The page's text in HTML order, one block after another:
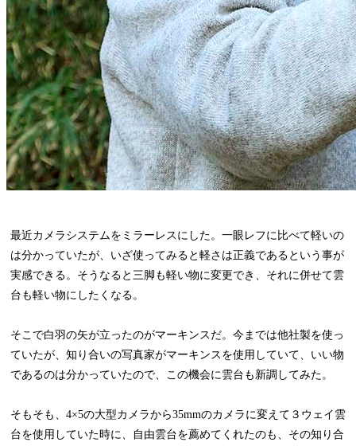
最近カメラシステムをミラーレスにした。一眼レフに比べて軽いの
は分かっていたが、いざ使ってみると軽さは正義であるという事が
実感できる。そうなると三脚も軽い物に変更でき、それに併せて雲
台も軽い物にしたくなる。
そこで白羽の矢が立ったのがマーキンスだ。今までは他社製を使っ
ていたが、知り合いの写真家がマーキンスを使用していて、いい物
であるのは分かっていたので、この機会に雲台も新調してみた。
そもそも、4×5の大型カメラから35mmのカメラに変えて３ウェイ雲
台を使用していた時に、自由雲台を薦めてくれたのも、その知り合